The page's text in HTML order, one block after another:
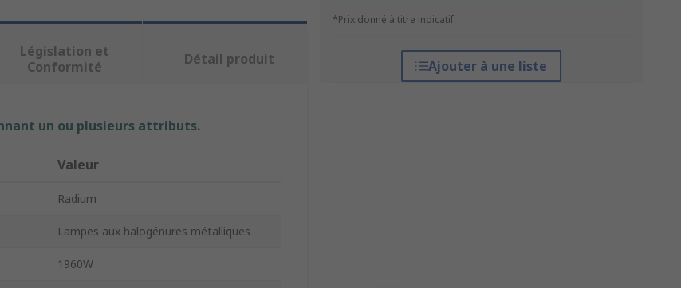
*Prix donné à titre indicatif
Ajouter à une liste
Législation et
Conformité
Détail produit
un ou plusieurs attributs.
Valeur
Radium
Lampes aux halogénures métalliques
1960W